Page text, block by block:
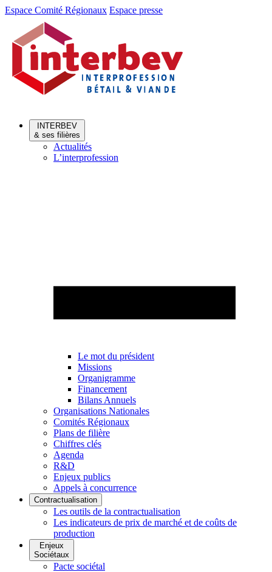
Aller
Aller
contenu
Espace Comité Régionaux Espace presse
INTERBEV
& ses filières
Actualités
L’interprofession
Le mot du président
Missions
Organigramme
Financement
Bilans Annuels
Organisations Nationales
Comités Régionaux
Plans de filière
Chiffres clés
Agenda
R&D
Enjeux publics
Appels à concurrence
Contractualisation
Les outils de la contractualisation
Les indicateurs de prix de marché et de coûts de
production
Enjeux
Sociétaux
Pacte sociétal